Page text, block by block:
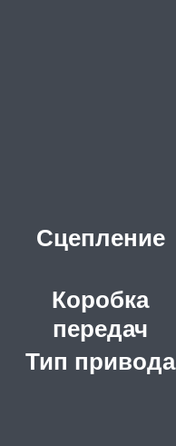
Сцепление
Коробка
передач
Тип привода